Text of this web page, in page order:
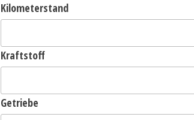
Kilometerstand
Kraftstoff
Getriebe